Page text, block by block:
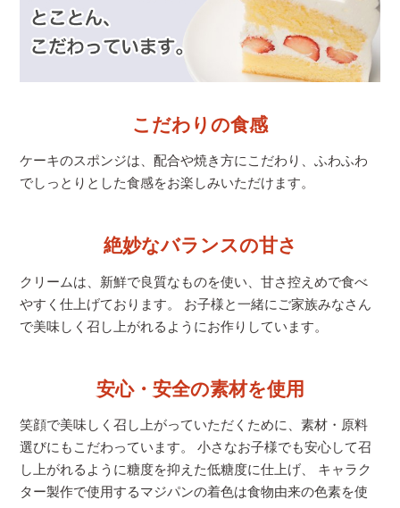
こだわりの食感
ケーキのスポンジは、配合や焼き方にこだわり、ふわふわ
でしっとりとした食感をお楽しみいただけます。
絶妙なバランスの甘さ
クリームは、新鮮で良質なものを使い、甘さ控えめで食べ
やすく仕上げております。 お子様と一緒にご家族みなさん
で美味しく召し上がれるようにお作りしています。
安心・安全の素材を使用
笑顔で美味しく召し上がっていただくために、素材・原料
選びにもこだわっています。 小さなお子様でも安心して召
し上がれるように糖度を抑えた低糖度に仕上げ、 キャラク
ター製作で使用するマジパンの着色は食物由来の色素を使